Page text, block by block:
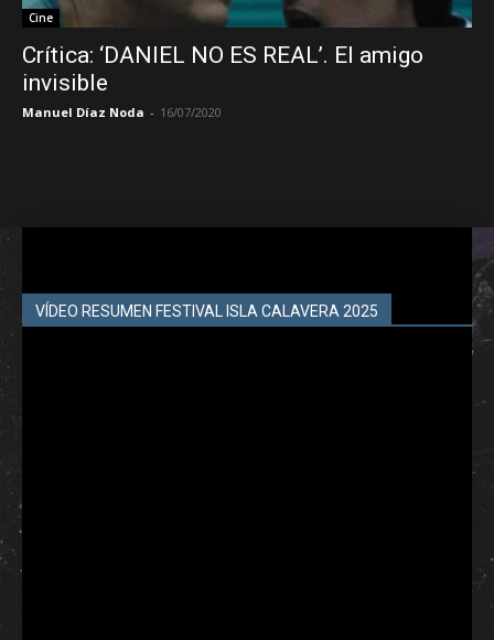
Cine
Crítica: ‘DANIEL NO ES REAL’. El amigo
invisible
Manuel Díaz Noda - 16/07/2020
VÍDEO RESUMEN FESTIVAL ISLA CALAVERA 2025